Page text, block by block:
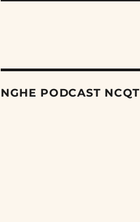
NGHE PODCAST NCQT